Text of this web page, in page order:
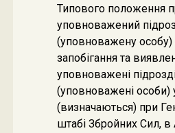
Типового положення
уповноважений
(уповноважену особу)
запобігання та
уповноважені
(уповноважені
(визначаються) при
штабі Збройних Сил, в